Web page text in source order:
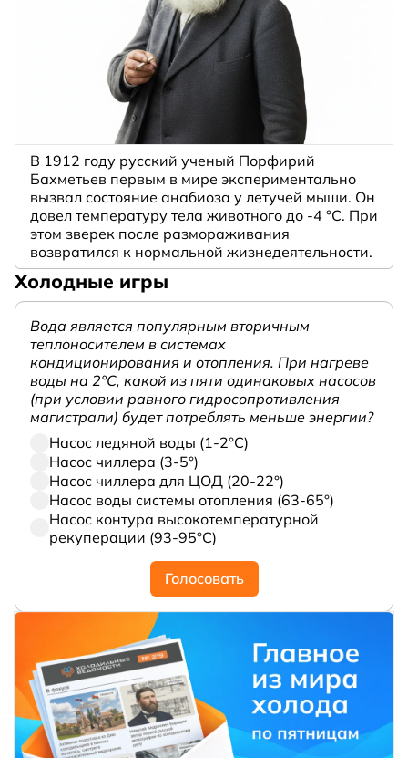
В 1912 году русский ученый Порфирий
Бахметьев первым в мире экспериментально
вызвал состояние анабиоза у летучей мыши. Он
довел температуру тела животного до -4 °C. При
этом зверек после размораживания
возвратился к нормальной жизнедеятельности.
Холодные игры
Вода является популярным вторичным
теплоносителем в системах
кондиционирования и отопления. При нагреве
воды на 2°С, какой из пяти одинаковых насосов
(при условии равного гидросопротивления
магистрали) будет потреблять меньше энергии?
Насос ледяной воды (1-2°С)
Насос чиллера (3-5°)
Насос чиллера для ЦОД (20-22°)
Насос воды системы отопления (63-65°)
Насос контура высокотемпературной
рекуперации (93-95°С)
Голосовать